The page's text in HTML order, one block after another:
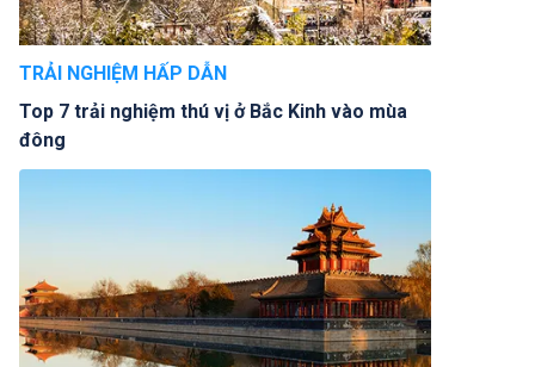
TRẢI NGHIỆM HẤP DẪN
Top 7 trải nghiệm thú vị ở Bắc Kinh vào mùa
đông